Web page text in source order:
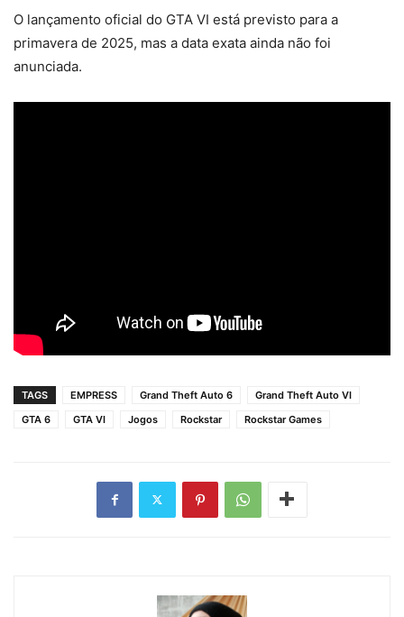
O lançamento oficial do GTA VI está previsto para a
primavera de 2025, mas a data exata ainda não foi
anunciada.
TAGS EMPRESS Grand Theft Auto 6
Grand Theft Auto VI
GTA 6
GTA VI Jogos Rockstar Rockstar Games